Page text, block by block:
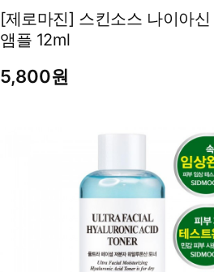
[제로마진] 스킨소스 나이아신 30
앰플 12ml
5,800원